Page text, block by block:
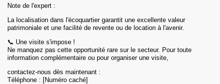
Note de l'expert :
La localisation dans l'écoquartier garantit une excellente valeur
patrimoniale et une facilité de revente ou de location à l'avenir.
📞 Une visite s'impose !
Ne manquez pas cette opportunité rare sur le secteur. Pour toute
information complémentaire ou pour organiser une visite,
contactez-nous dès maintenant :
Téléphone : [Numéro caché]